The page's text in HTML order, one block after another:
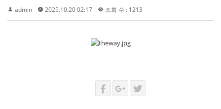
admin 2025.10.20 02:17 조회 수 : 1213